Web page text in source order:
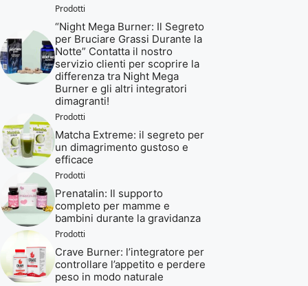
Prodotti
“Night Mega Burner: Il Segreto
per Bruciare Grassi Durante la
Notte” Contatta il nostro
servizio clienti per scoprire la
differenza tra Night Mega
Burner e gli altri integratori
dimagranti!
Prodotti
Matcha Extreme: il segreto per
un dimagrimento gustoso e
efficace
Prodotti
Prenatalin: Il supporto
completo per mamme e
bambini durante la gravidanza
Prodotti
Crave Burner: l’integratore per
controllare l’appetito e perdere
peso in modo naturale